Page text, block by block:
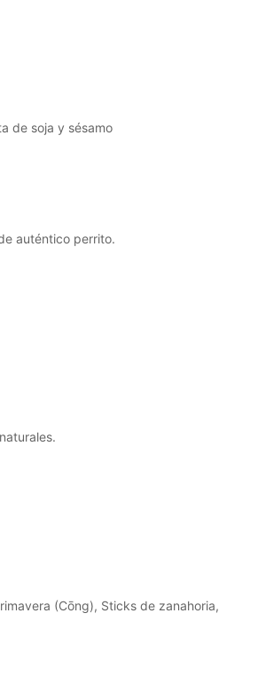
de soja y sésamo
auténtico perrito.
(Cōng), Sticks de zanahoria,